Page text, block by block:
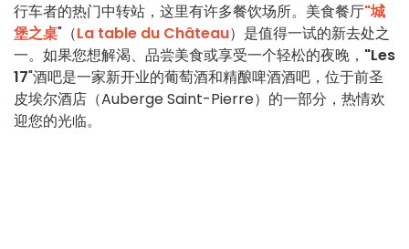
行车者的热门中转站，这里有许多餐饮场所。美食餐厅"城
堡之桌"（La table du Château）是值得一试的新去处之
一。如果您想解渴、品尝美食或享受一个轻松的夜晚， "Les
17"酒吧是一家新开业的葡萄酒和精酿啤酒酒吧，位于前圣
皮埃尔酒店（Auberge Saint-Pierre）的一部分，热情欢
迎您的光临。